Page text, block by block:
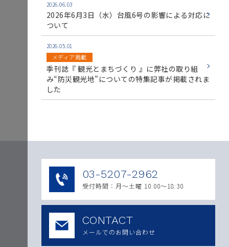
2026.06.03
2026年6月3日（水）台風6号の影響による対応に
ついて
2026.05.01
メディア掲載
季刊誌『 観光とまちづくり 』に弊社の取り組
み“防災観光地”についての特集記事が掲載されま
した
03-5207-2962
受付時間：月〜土曜 10:00～18:30
CONTACT
メールでのお問い合わせ